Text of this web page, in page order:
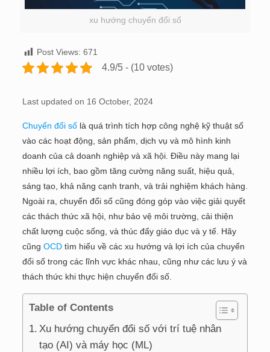
xu hướng chuyển đổi số
Post Views: 671
4.9/5 - (10 votes)
Last updated on 16 October, 2024
Chuyển đổi sốlà quá trình tích hợp công nghệ kỹ thuật số
vào các hoạt động, sản phẩm, dịch vụ và mô hình kinh
doanh của cả doanh nghiệp và xã hội. Điều này mang lại
nhiều lợi ích, bao gồm tăng cường năng suất, hiệu quả,
sáng tạo, khả năng cạnh tranh, và trải nghiệm khách hàng.
Ngoài ra, chuyển đổi số cũng đóng góp vào việc giải quyết
các thách thức xã hội, như bảo vệ môi trường, cải thiện
chất lượng cuộc sống, và thúc đẩy giáo dục và y tế. Hãy
cũng OCDtìm hiểu về các xu hướng và lợi ích của chuyển
đổi số trong các lĩnh vực khác nhau, cũng như các lưu ý và
thách thức khi thực hiện chuyển đổi số.
Table of Contents
Xu hướng chuyển đổi số với trí tuệ nhân
tạo (AI) và máy học (ML)